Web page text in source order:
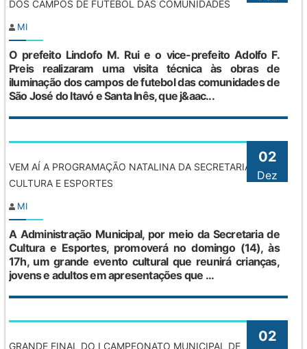
DOS CAMPOS DE FUTEBOL DAS COMUNIDADES
MI
O prefeito Lindofo M. Rui e o vice-prefeito Adolfo F.
Preis realizaram uma visita técnica às obras de
iluminação dos campos de futebol das comunidades de
São José do Itavó e Santa Inês, que j&aac...
02
Dez
VEM AÍ A PROGRAMAÇÃO NATALINA DA SECRETARIA DE
CULTURA E ESPORTES
MI
A Administração Municipal, por meio da Secretaria de
Cultura e Esportes, promoverá no domingo (14), às
17h, um grande evento cultural que reunirá crianças,
jovens e adultos em apresentações que ...
02
GRANDE FINAL DO I CAMPEONATO MUNICIPAL DE